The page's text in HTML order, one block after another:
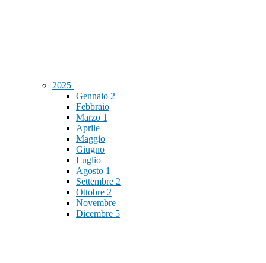
2025
Gennaio 2
Febbraio
Marzo 1
Aprile
Maggio
Giugno
Luglio
Agosto 1
Settembre 2
Ottobre 2
Novembre
Dicembre 5